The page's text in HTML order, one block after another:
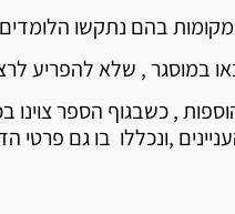
בהם נתקשו
במוסגר , שלא להפריע
, כשבגוף הספר צוינו
,ונכללו בו גם פרטי